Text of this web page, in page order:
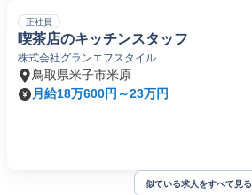
正社員
喫茶店のキッチンスタッフ
株式会社グランエフスタイル
鳥取県米子市米原
月給18万600円～23万円
似ている求人をすべて見る